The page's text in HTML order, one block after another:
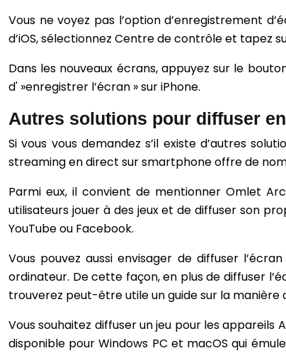
Vous ne voyez pas l’option d’enregistrement
d’iOS, sélectionnez Centre de contrôle et tapez
Dans les nouveaux écrans, appuyez sur le
d' »enregistrer l’écran » sur iPhone.
Autres solutions pour diffuser
Si vous vous demandez s’il existe d’autres
streaming en direct sur smartphone offre de
Parmi eux, il convient de mentionner Omlet
utilisateurs jouer à des jeux et de diffuser son
YouTube ou Facebook.
Vous pouvez aussi envisager de diffuser
ordinateur. De cette façon, en plus de diffuser
trouverez peut-être utile un guide sur la manière
Vous souhaitez diffuser un jeu pour les appareils
disponible pour Windows PC et macOS qui